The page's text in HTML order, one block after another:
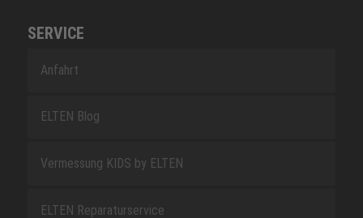
SERVICE
Anfahrt
ELTEN Blog
Vermessung KIDS by ELTEN
ELTEN Reparaturservice